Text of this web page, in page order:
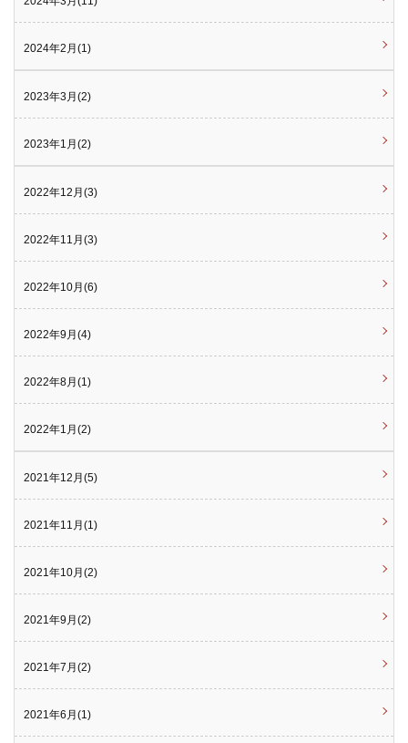
2024年2月(1)
2023年3月(2)
2023年1月(2)
2022年12月(3)
2022年11月(3)
2022年10月(6)
2022年9月(4)
2022年8月(1)
2022年1月(2)
2021年12月(5)
2021年11月(1)
2021年10月(2)
2021年9月(2)
2021年7月(2)
2021年6月(1)